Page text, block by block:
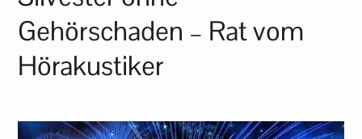
Gehörschaden – Rat vom
Hörakustiker